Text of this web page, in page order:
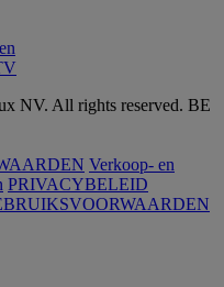
NV. All rights reserved. BE
Verkoop- en
PRIVACYBELEID